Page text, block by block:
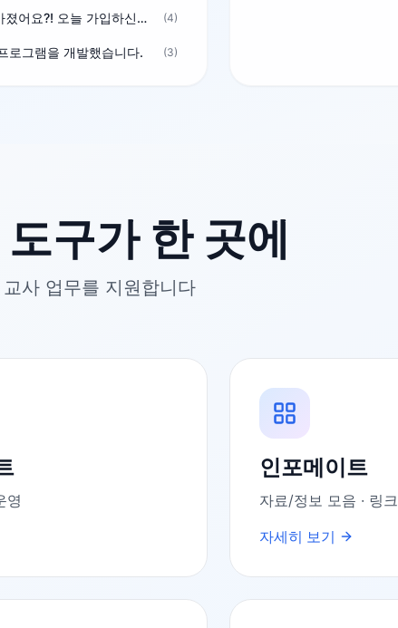
갑자기 사용자가 많아졌어요?! 오늘 가입하신분^^ (4)
로그램을 개발했습니다. (3)
구가 한 곳에
사 업무를 지원합니다
영
인포메이트
자료/정보 모음 · 링크
자세히 보기